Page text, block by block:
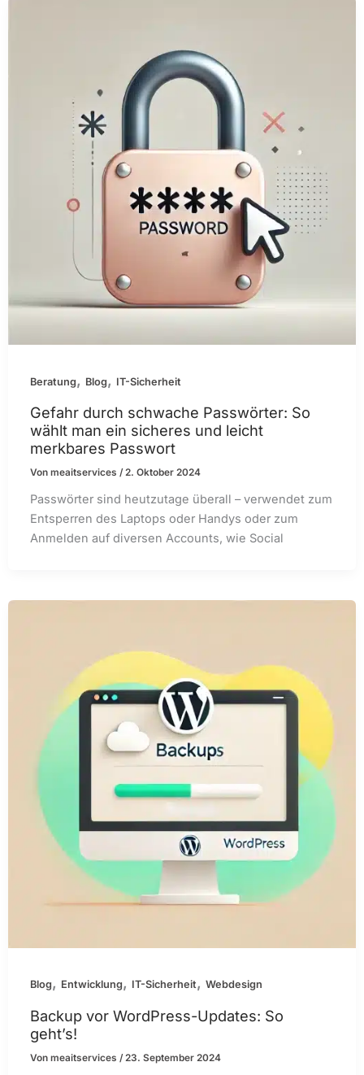
Beratung, Blog, IT-Sicherheit
Gefahr durch schwache Passwörter: So
wählt man ein sicheres und leicht
merkbares Passwort
Vonmeaitservices/2. Oktober 2024
Passwörter sind heutzutage überall – verwendet zum
Entsperren des Laptops oder Handys oder zum
Anmelden auf diversen Accounts, wie Social
Blog, Entwicklung, IT-Sicherheit,Webdesign
Backup vor WordPress-Updates: So
geht’s!
Vonmeaitservices/23. September 2024